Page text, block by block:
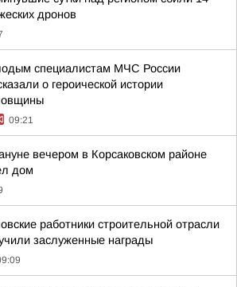
дронов
специалистам МЧС России
о героической истории
09:21
вечером в Корсаковском районе
дом
работники строительной отрасли
заслуженные награды